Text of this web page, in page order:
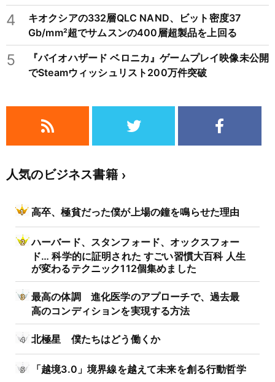
4
キオクシアの332層QLC NAND、ビット密度37
Gb/mm²超でサムスンの400層超製品を上回る
5
『バイオハザード ベロニカ』ゲームプレイ映像未公開
でSteamウィッシュリスト200万件突破
人気のビジネス書籍
高卒、極貧だった僕が上場の鐘を鳴らせた理由
ハーバード、スタンフォード、オックスフォー
ド… 科学的に証明された すごい習慣大百科 人生
が変わるテクニック112個集めました
最高の体調 進化医学のアプローチで、過去最
高のコンディションを実現する方法
北極星 僕たちはどう働くか
「越境3.0」境界線を越えて未来を創る行動哲学